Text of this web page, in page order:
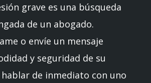
grave es una búsqueda
de un abogado.
o envíe un mensaje
y seguridad de su
de inmediato con uno